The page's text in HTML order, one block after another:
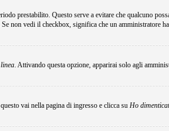
prestabilito. Questo serve a evitare che qualcuno
non vedi il checkbox, significa che un amministratore
. Attivando questa opzione, apparirai solo agli
vai nella pagina di ingresso e clicca su Ho